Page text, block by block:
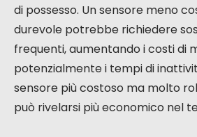
di possesso. Un sensore meno
durevole potrebbe richiedere
frequenti, aumentando i costi di
potenzialmente i tempi di
sensore più costoso ma molto
può rivelarsi più economico nel